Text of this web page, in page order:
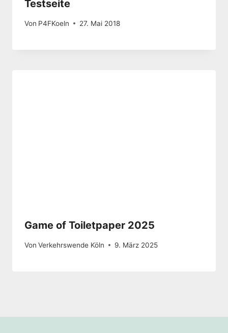
Testseite
Von P4FKoeln 27. Mai 2018
Game of Toiletpaper 2025
Von Verkehrswende Köln 9. März 2025